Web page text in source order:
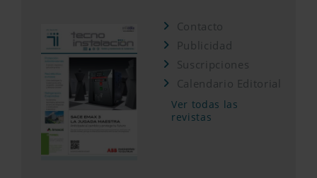
Contacto
Publicidad
Suscripciones
Calendario Editorial
Ver todas las
revistas